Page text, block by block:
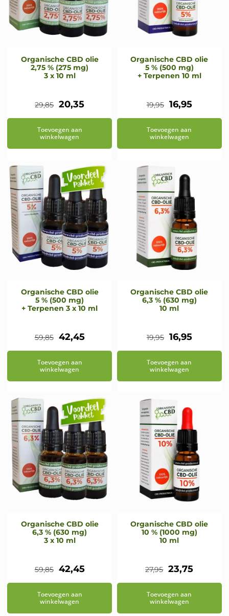
Organische CBD olie
2,75 % (275 mg)
3 x 10 ml
29,85 Oorspronkelijke
prijs
was:
20,35Huidige
prijs
Toevoegen aan
winkelwagen
Organische CBD olie
5 % (500 mg)
+ Terpenen 10 ml
19,95
prijs
was:
16,95Huidige
prijs
Toevoegen aan
winkelwagen
Organische CBD olie
5 % (500 mg)
+ Terpenen 3 x 10 ml
59,85 Oorspronkelijke
prijs
was:
42,45Huidige
prijs
Toevoegen aan
winkelwagen
Organische CBD olie
6,3 % (630 mg)
10 ml
19,95
prijs
was:
16,95Huidige
prijs
Toevoegen aan
winkelwagen
Organische CBD olie
6,3 % (630 mg)
3 x 10 ml
59,85 Oorspronkelijke
prijs
was:
42,45Huidige
prijs
Toevoegen aan
winkelwagen
Organische CBD olie
10 % (1000 mg)
10 ml
27,95
prijs
was:
23,75
prijs
Toevoegen aan
winkelwagen